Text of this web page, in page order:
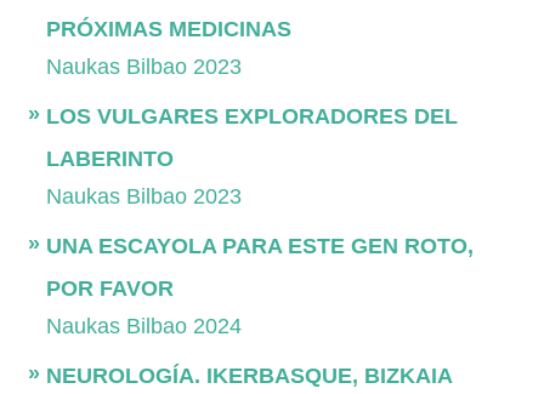
PRÓXIMAS MEDICINAS
Naukas Bilbao 2023
LOS VULGARES EXPLORADORES DEL
LABERINTO
Naukas Bilbao 2023
UNA ESCAYOLA PARA ESTE GEN ROTO,
POR FAVOR
Naukas Bilbao 2024
NEUROLOGÍA. IKERBASQUE, BIZKAIA